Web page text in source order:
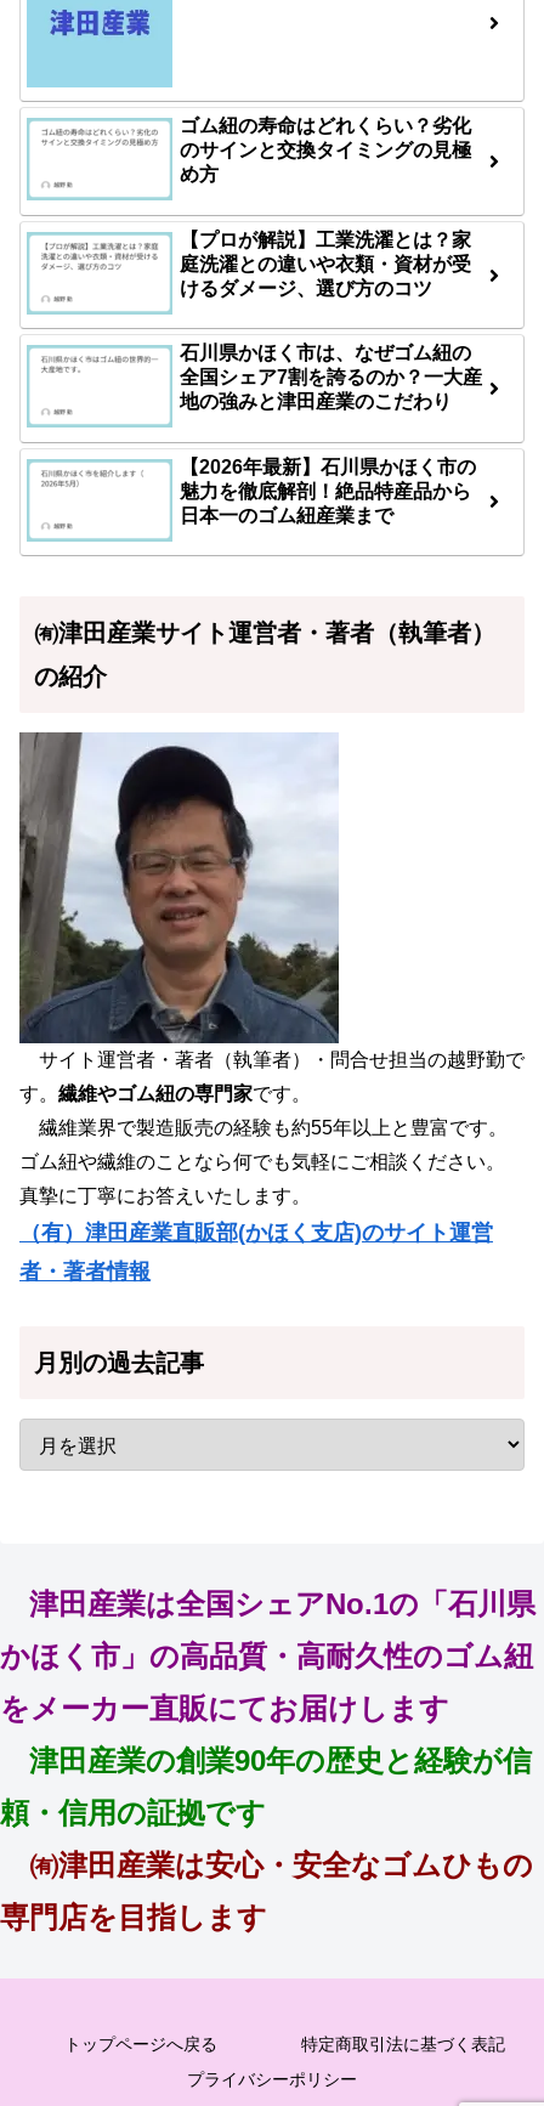
ゴム紐の寿命はどれくらい？劣化
のサインと交換タイミングの見極
め方
【プロが解説】工業洗濯とは？家
庭洗濯との違いや衣類・資材が受
けるダメージ、選び方のコツ
石川県かほく市は、なぜゴム紐の
全国シェア7割を誇るのか？一大産
地の強みと津田産業のこだわり
【2026年最新】石川県かほく市の
魅力を徹底解剖！絶品特産品から
日本一のゴム紐産業まで
㈲津田産業サイト運営者・著者（執筆者）
の紹介
サイト運営者・著者（執筆者）・問合せ担当の越野勤で
す。 繊維やゴム紐の専門家です。
繊維業界で製造販売の経験も約55年以上と豊富です。
ゴム紐や繊維のことなら何でも気軽にご相談ください。
真摯に丁寧にお答えいたします。
（有）津田産業直販部(かほく支店)のサイト運営
者・著者情報
月別の過去記事
津田産業は全国シェアNo.1の「石川県
かほく市」の高品質・高耐久性のゴム紐
をメーカー直販にてお届けします
津田産業の創業90年の歴史と経験が信
頼・信用の証拠です
㈲津田産業は安心・安全なゴムひもの
専門店を目指します
トップページへ戻る
特定商取引法に基づく表記
プライバシーポリシー